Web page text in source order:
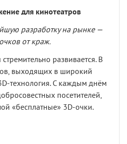
для кинотеатров
разработку на рынке —
от краж.
развивается. В
выходящих в широкий
технология. С каждым днём
посетителей,
«бесплатные» 3D-очки.